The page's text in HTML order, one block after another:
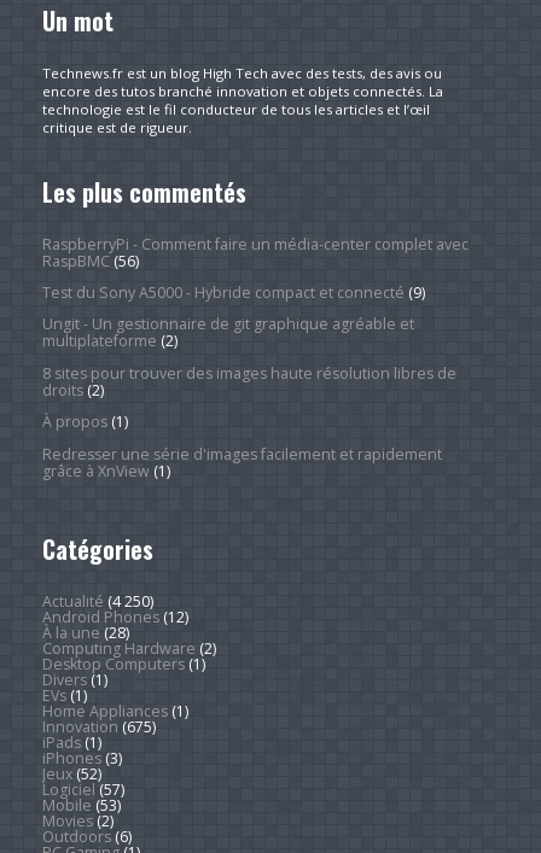
Un mot
Technews.fr est un blog High Tech avec des tests, des avis ou
encore des tutos branché innovation et objets connectés. La
technologie est le fil conducteur de tous les articles et l’œil
critique est de rigueur.
Les plus commentés
RaspberryPi - Comment faire un média-center complet avec
RaspBMC(56)
Test du Sony A5000 - Hybride compact et connecté (9)
Ungit - Un gestionnaire de git graphique agréable et
multiplateforme (2)
8 sites pour trouver des images haute résolution libres de
droits(2)
À propos(1)
Redresser une série d'images facilement et rapidement
grâce à XnView(1)
Catégories
Actualité (4 250)
Android Phones(12)
À la une (28)
Computing Hardware (2)
Desktop Computers(1)
Divers(1)
EVs(1)
Home Appliances(1)
Innovation (675)
iPads(1)
iPhones(3)
Jeux(52)
Logiciel (57)
Mobile (53)
Movies(2)
Outdoors(6)